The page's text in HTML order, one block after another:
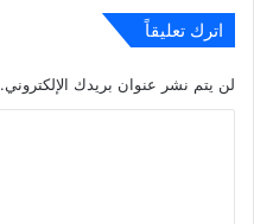
اترك تعليقاً
لن يتم نشر عنوان بريدك الإلكتروني.